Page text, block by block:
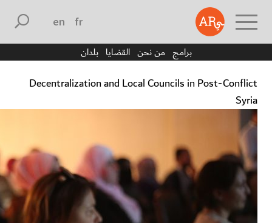
englishfrançais
برامج من نحن القضايا بلدان
Decentralization and Local Councils in Post-Conflict
Syria